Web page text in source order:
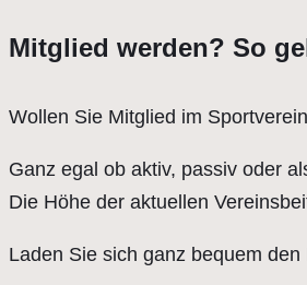
Mitglied werden? So
Wollen Sie Mitglied im
Ganz egal ob aktiv, passiv oder
Die Höhe der aktuellen
Laden Sie sich ganz bequem